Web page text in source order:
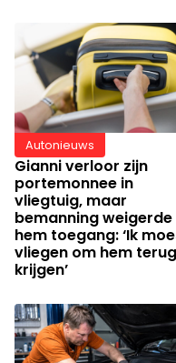
Autonieuws
Gianni verloor zijn
portemonnee in
vliegtuig, maar
bemanning weigerde
hem toegang: ‘Ik
vliegen om hem
krijgen’